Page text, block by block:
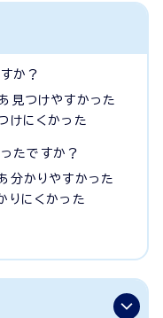
か？
見つけやすかった
けにくかった
たですか？
分かりやすかった
りにくかった